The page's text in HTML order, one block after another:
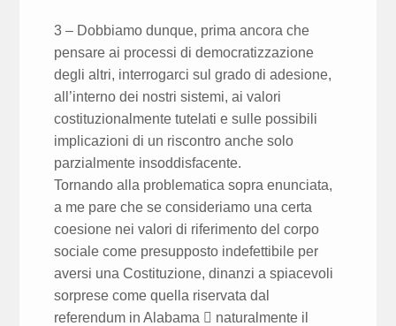
3 – Dobbiamo dunque, prima ancora che
pensare ai processi di democratizzazione
degli altri, interrogarci sul grado di adesione,
all’interno dei nostri sistemi, ai valori
costituzionalmente tutelati e sulle possibili
implicazioni di un riscontro anche solo
parzialmente insoddisfacente.
Tornando alla problematica sopra enunciata,
a me pare che se consideriamo una certa
coesione nei valori di riferimento del corpo
sociale come presupposto indefettibile per
aversi una Costituzione, dinanzi a spiacevoli
sorprese come quella riservata dal
referendum in Alabama  naturalmente il